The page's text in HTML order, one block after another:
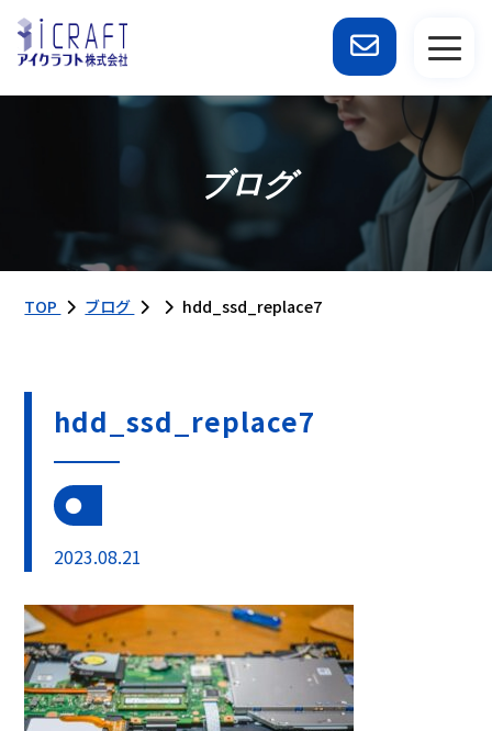
ブログ
TOP ブログ hdd_ssd_replace7
hdd_ssd_replace7
2023.08.21